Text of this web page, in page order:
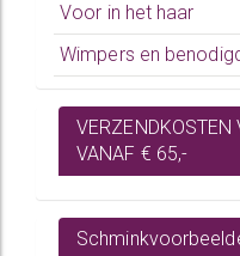
Voor in het haar
Wimpers en
VANAF € 65,-